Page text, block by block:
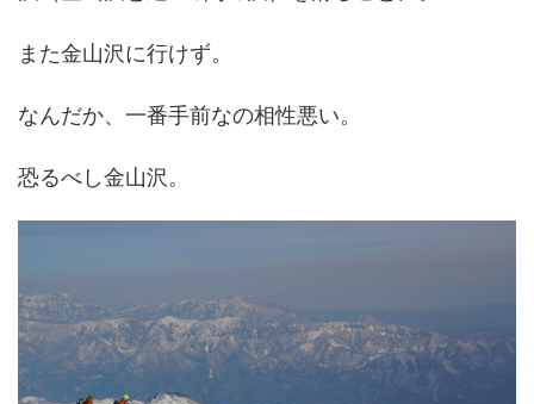
また金山沢に行けず。
なんだか、一番手前なの相性悪い。
恐るべし金山沢。